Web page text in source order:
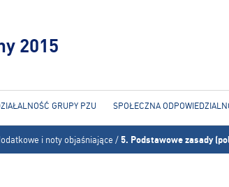
2015
i noty objaśniające /5. Podstawowe zasady
GRUPY PZU SPOŁECZNA